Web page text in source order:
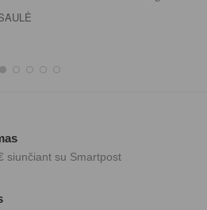
siunčiant su Smartpost